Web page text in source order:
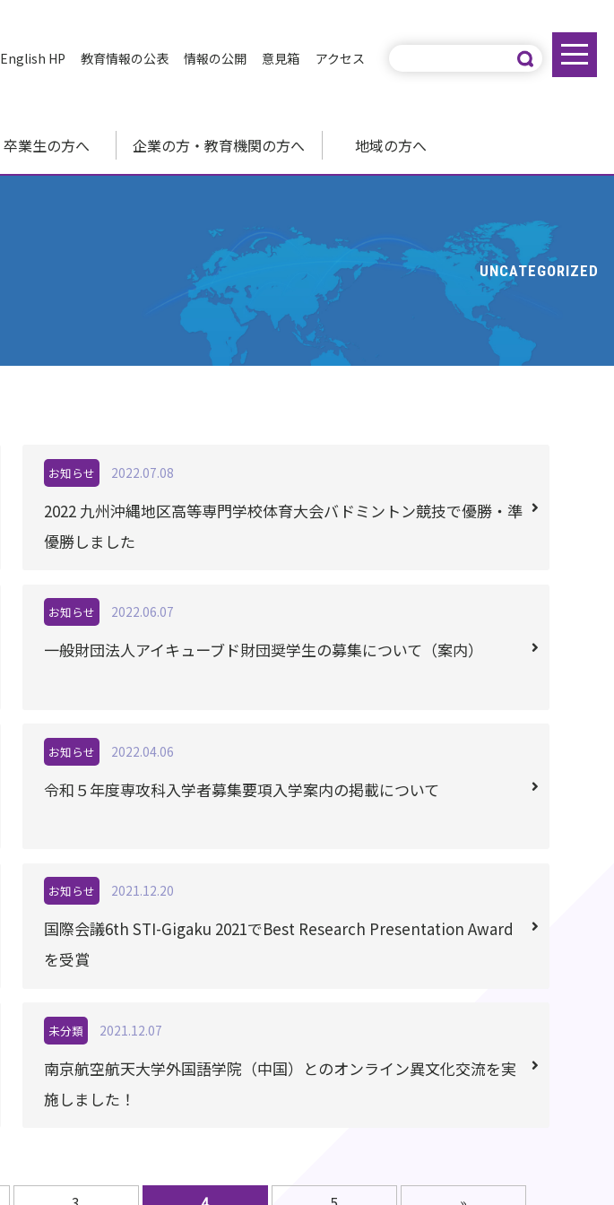
English HP 教育情報の公表 情報の公開 意見箱 アクセス
卒業生の方へ 企業の方・教育機関の方へ 地域の方へ
UNCATEGORIZED
お知らせ 2022.07.08
2022 九州沖縄地区高等専門学校体育大会バドミントン競技で優勝・準
優勝しました
お知らせ 2022.06.07
一般財団法人アイキューブド財団奨学生の募集について（案内）
お知らせ 2022.04.06
令和５年度専攻科入学者募集要項入学案内の掲載について
お知らせ 2021.12.20
国際会議6th STI-Gigaku 2021でBest Research Presentation Award
を受賞
未分類 2021.12.07
南京航空航天大学外国語学院（中国）とのオンライン異文化交流を実
施しました！